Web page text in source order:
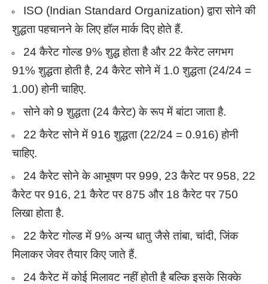
ISO (Indian Standard Organization) द्वारा सोने की
शुद्धता पहचानने के लिए हॉल मार्क दिए होते हैं.
24 कैरेट गोल्ड 9% शुद्ध होता है और 22 कैरेट लगभग
91% शुद्धता होती है, 24 कैरेट सोने में 1.0 शुद्धता (24/24 =
1.00) होनी चाहिए.
सोने को 9 शुद्धता (24 कैरेट) के रूप में बांटा जाता है.
22 कैरेट सोने में 916 शुद्धता (22/24 = 0.916) होनी
चाहिए.
24 कैरेट सोने के आभूषण पर 999, 23 कैरेट पर 958, 22
कैरेट पर 916, 21 कैरेट पर 875 और 18 कैरेट पर 750
लिखा होता है.
22 कैरेट गोल्ड में 9% अन्य धातु जैसे तांबा, चांदी, जिंक
मिलाकर जेवर तैयार किए जाते हैं.
24 कैरेट में कोई मिलावट नहीं होती है बल्कि इसके सिक्के